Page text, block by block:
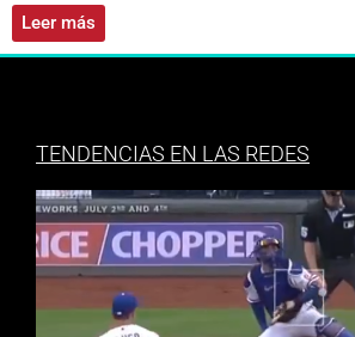
Leer más
TENDENCIAS EN LAS REDES